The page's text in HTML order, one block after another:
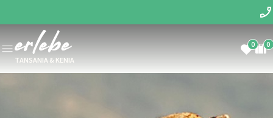
TANSANIA & KENIA
0 0